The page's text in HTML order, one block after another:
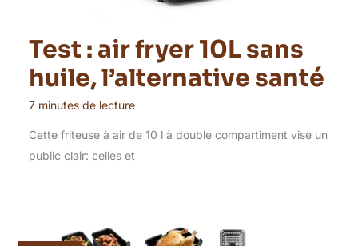
Test : air fryer 10L sans
huile, l’alternative santé
7 minutes de lecture
Cette friteuse à air de 10 l à double compartiment vise un
public clair: celles et